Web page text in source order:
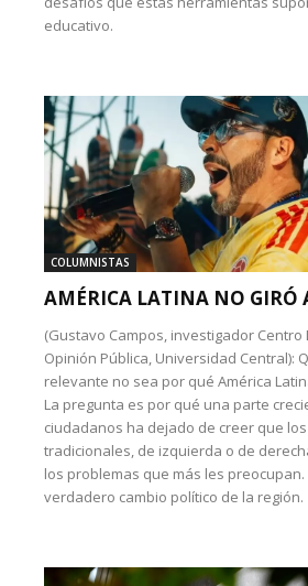
educativo.
COLUMNISTAS
AMÉRICA LATINA NO GIRÓ
(Gustavo Campos, investigador Centro
Opinión Pública, Universidad Central):
relevante no sea por qué América
La pregunta es por qué una parte
ciudadanos ha dejado de creer que
tradicionales, de izquierda o de
los problemas que más les
verdadero cambio político de la región.